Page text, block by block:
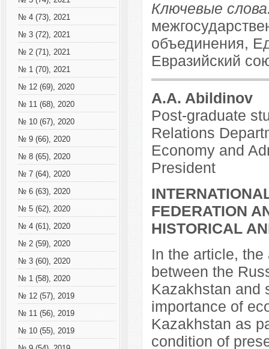
№ 4 (73), 2021
№ 3 (72), 2021
№ 2 (71), 2021
№ 1 (70), 2021
№ 12 (69), 2020
№ 11 (68), 2020
№ 10 (67), 2020
№ 9 (66), 2020
№ 8 (65), 2020
№ 7 (64), 2020
№ 6 (63), 2020
№ 5 (62), 2020
№ 4 (61), 2020
№ 2 (59), 2020
№ 3 (60), 2020
№ 1 (58), 2020
№ 12 (57), 2019
№ 11 (56), 2019
№ 10 (55), 2019
Ключевые
объединения,
Евразийский
A.A. Abildinov
Post-graduate
Relations
Economy and
President
FEDERATION
HISTORICAL
In the article,
between the
Kazakhstan and
importance of
Kazakhstan as
condition of